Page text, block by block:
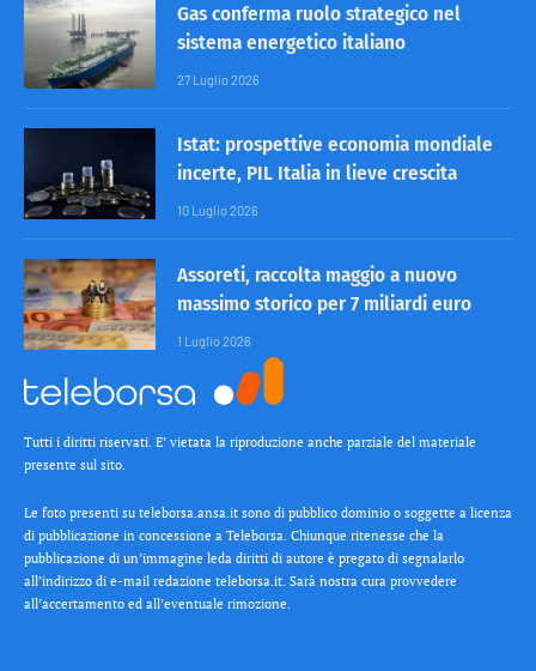
Gas conferma ruolo strategico nel
sistema energetico italiano
27 Luglio 2026
Istat: prospettive economia mondiale
incerte, PIL Italia in lieve crescita
10 Luglio 2026
Assoreti, raccolta maggio a nuovo
massimo storico per 7 miliardi euro
1 Luglio 2026
Tutti i diritti riservati. E’ vietata la riproduzione anche parziale del materiale
presente sul sito.
Le foto presenti su teleborsa.ansa.it sono di pubblico dominio o soggette a licenza
di pubblicazione in concessione a Teleborsa. Chiunque ritenesse che la
pubblicazione di un’immagine leda diritti di autore è pregato di segnalarlo
all’indirizzo di e-mail redazione teleborsa.it. Sarà nostra cura provvedere
all’accertamento ed all’eventuale rimozione.